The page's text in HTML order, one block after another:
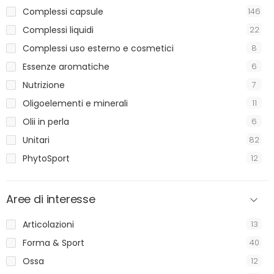
Complessi capsule 146
Complessi liquidi 22
Complessi uso esterno e cosmetici 8
Essenze aromatiche 6
Nutrizione 7
Oligoelementi e minerali 11
Olii in perla 6
Unitari 82
PhytoSport 12
Aree di interesse
Articolazioni 13
Forma & Sport 40
Ossa 12